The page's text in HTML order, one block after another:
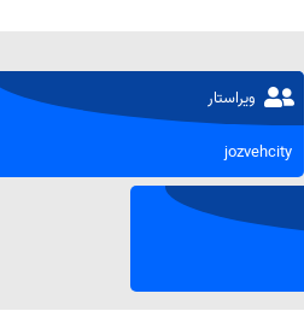
ویراستار
jozvehcity